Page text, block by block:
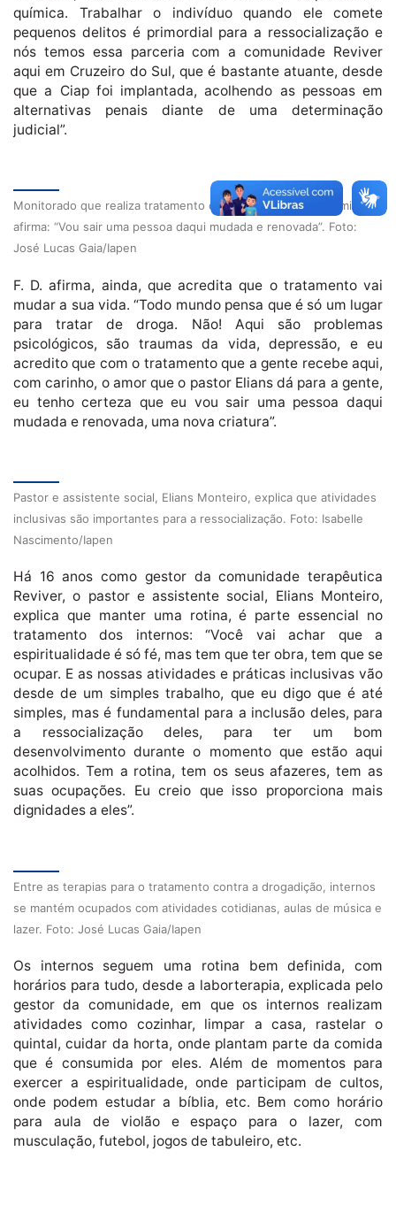
química. Trabalhar o indivíduo quando ele comete
pequenos delitos é primordial para a ressocialização e
nós temos essa parceria com a comunidade Reviver
aqui em Cruzeiro do Sul, que é bastante atuante, desde
que a Ciap foi implantada, acolhendo as pessoas em
alternativas penais diante de uma determinação
judicial”.
Monitorado que realiza tratamento contra dependência química
afirma: “Vou sair uma pessoa daqui mudada e renovada”. Foto:
José Lucas Gaia/Iapen
F. D. afirma, ainda, que acredita que o tratamento vai
mudar a sua vida. “Todo mundo pensa que é só um lugar
para tratar de droga. Não! Aqui são problemas
psicológicos, são traumas da vida, depressão, e eu
acredito que com o tratamento que a gente recebe aqui,
com carinho, o amor que o pastor Elians dá para a gente,
eu tenho certeza que eu vou sair uma pessoa daqui
mudada e renovada, uma nova criatura”.
Pastor e assistente social, Elians Monteiro, explica que atividades
inclusivas são importantes para a ressocialização. Foto: Isabelle
Nascimento/Iapen
Há 16 anos como gestor da comunidade terapêutica
Reviver, o pastor e assistente social, Elians Monteiro,
explica que manter uma rotina, é parte essencial no
tratamento dos internos: “Você vai achar que a
espiritualidade é só fé, mas tem que ter obra, tem que se
ocupar. E as nossas atividades e práticas inclusivas vão
desde de um simples trabalho, que eu digo que é até
simples, mas é fundamental para a inclusão deles, para
a ressocialização deles, para ter um bom
desenvolvimento durante o momento que estão aqui
acolhidos. Tem a rotina, tem os seus afazeres, tem as
suas ocupações. Eu creio que isso proporciona mais
dignidades a eles”.
Entre as terapias para o tratamento contra a drogadição, internos
se mantém ocupados com atividades cotidianas, aulas de música e
lazer. Foto: José Lucas Gaia/Iapen
Os internos seguem uma rotina bem definida, com
horários para tudo, desde a laborterapia, explicada pelo
gestor da comunidade, em que os internos realizam
atividades como cozinhar, limpar a casa, rastelar o
quintal, cuidar da horta, onde plantam parte da comida
que é consumida por eles. Além de momentos para
exercer a espiritualidade, onde participam de cultos,
onde podem estudar a bíblia, etc. Bem como horário
para aula de violão e espaço para o lazer, com
musculação, futebol, jogos de tabuleiro, etc.